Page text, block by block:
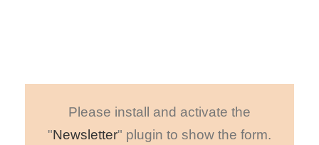
Please install and activate the
"Newsletter" plugin to show the form.